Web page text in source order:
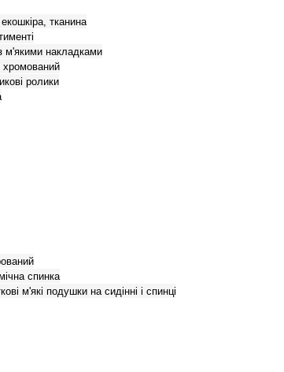
тканина
м'якими накладками
ролики
спинка
м'які подушки на сидінні і спинці